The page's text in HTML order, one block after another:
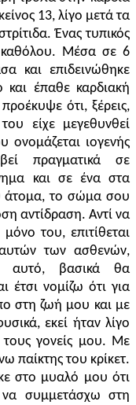
13, λίγο μετά τα
Ένας τυπικός
καθόλου. Μέσα σε 6
και επιδεινώθηκε
έπαθε καρδιακή
ότι, ξέρεις,
είχε μεγεθυνθεί
ονομάζεται ιογενής
πραγματικά σε
και σε ένα στα
άτομα, το σώμα σου
αντίδραση. Αντί να
του, επιτίθεται
των ασθενών,
αυτό, βασικά θα
έτσι νομίζω ότι για
στη ζωή μου και με
εκεί ήταν λίγο
γονείς μου. Με
παίκτης του κρίκετ.
στο μυαλό μου ότι
να συμμετάσχω στη